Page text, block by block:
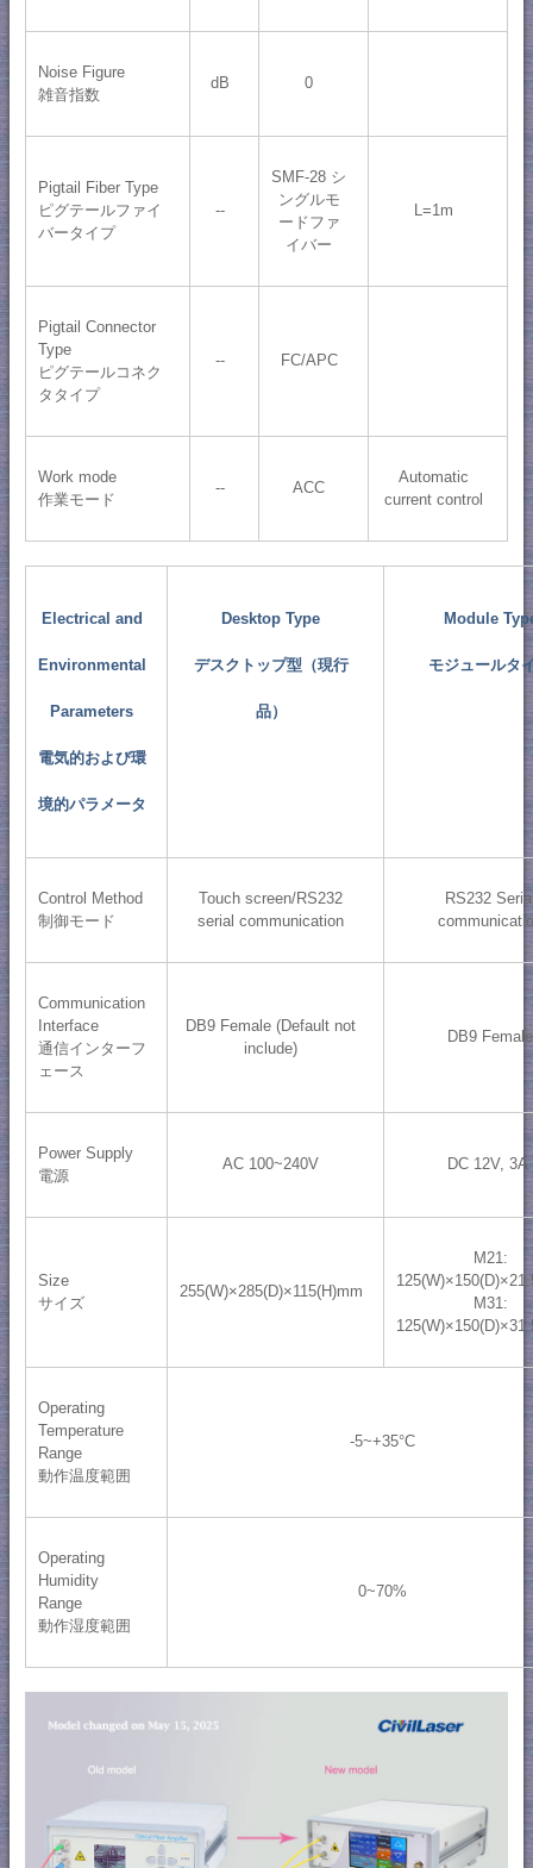
Noise Figure
雑音指数
dB 0
Pigtail Fiber Type
ピグテールファイ
バータイプ
--
SMF-28 シ
ングルモ
ードファ
イバー
L=1m
Pigtail Connector
Type
ピグテールコネク
タタイプ
-- FC/APC
Work mode
作業モード
-- ACC
Automatic
current control
Electrical and
Environmental
Parameters
電気的および環
境的パラメータ
Desktop Type
デスクトップ型（現行
品）
Module
モジュールタ
Control Method
制御モード
Touch screen/RS232
serial communication
RS232
Communication
Interface
通信インターフ
ェース
DB9 Female (Default not
include)
DB9 Female
Power Supply
電源
AC 100~240V DC 12V, 3A
Size
サイズ
255(W)×285(D)×115(H)mm
M21:
M31:
Operating
Temperature
Range
動作温度範囲
-5~+35°C
Operating
Humidity
Range
動作湿度範囲
0~70%